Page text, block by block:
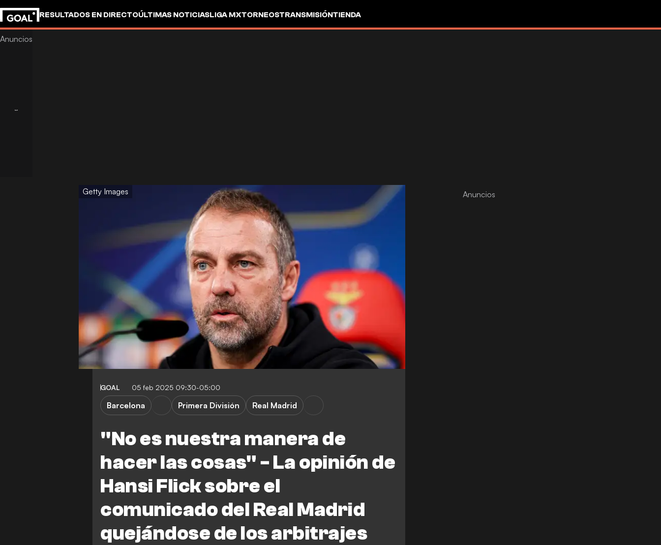
RESULTADOS EN DIRECTOÚLTIMAS NOTICIASLIGA MXTORNEOSTRANSMISIÓNTIENDA
Getty Images
GOAL 05 feb 2025 09:30-05:00
"No es nuestra manera de
hacer las cosas" - La opinión de
Hansi Flick sobre el
comunicado del Real Madrid
quejándose de los arbitrajes
Barcelona Primera División Real Madrid